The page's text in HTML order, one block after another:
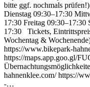
bitte ggf. nochmals
Dienstag 09:30–17:30
17:30 Freitag 09:30–17:30
17:30 Tickets,
Wochentag &
https://www.bikepark-
https://maps.app.goo.gl/
hahnenklee.com/ https://
-…